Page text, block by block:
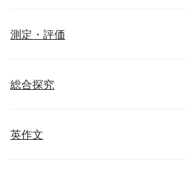
測定・評価
総合探究
英作文